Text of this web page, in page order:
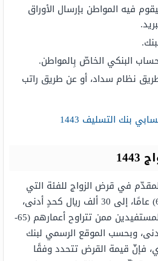
فيه المواطن بإرسال الأوراق
البنكي الخاصّ بِالمواطن.
نظام سداد، أو عن طريق راتب
بنك التسليف 1443
في قرض الزواج للفئة التي
يتراوح عمرها ما بين (60-65) عامًا، إلى 30 ألف ريال كحدٍ أدنى،
بينما يصلُ مقدار التمويل للمستفيدين ممن تتراوح أعمارهم (65-
كحدٍ أدنى، وبحسب الموقع الرسمي لبنك
فإنّ قيمة القرض تتحدد وفقًا